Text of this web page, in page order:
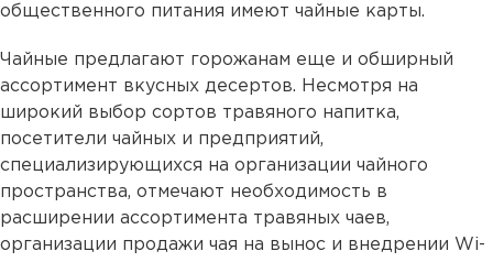
общественного питания имеют чайные карты.
Чайные предлагают горожанам еще и обширный
ассортимент вкусных десертов. Несмотря на
широкий выбор сортов травяного напитка,
посетители чайных и предприятий,
специализирующихся на организации чайного
пространства, отмечают необходимость в
расширении ассортимента травяных чаев,
организации продажи чая на вынос и внедрении Wi-